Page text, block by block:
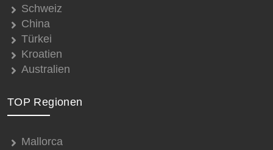
Schweiz
China
Türkei
Kroatien
Australien
TOP Regionen
Mallorca